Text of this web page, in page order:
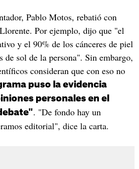
Pablo Motos, rebatió con
Por ejemplo, dijo que "el
y el 90% de los cánceres de piel
de sol de la persona". Sin embargo,
consideran que con eso no
puso la evidencia
personales en el
. "De fondo hay un
editorial", dice la carta.